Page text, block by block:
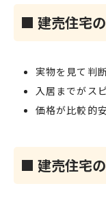
■ 建売住宅
実物を見て判
入居までがス
価格が比較的
■ 建売住宅